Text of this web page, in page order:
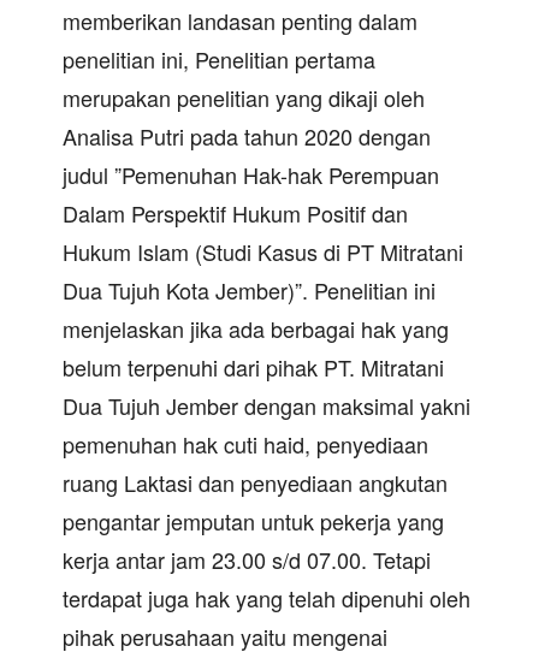
memberikan landasan penting dalam
penelitian ini, Penelitian pertama
merupakan penelitian yang dikaji oleh
Analisa Putri pada tahun 2020 dengan
judul ”Pemenuhan Hak-hak Perempuan
Dalam Perspektif Hukum Positif dan
Hukum Islam (Studi Kasus di PT Mitratani
Dua Tujuh Kota Jember)”. Penelitian ini
menjelaskan jika ada berbagai hak yang
belum terpenuhi dari pihak PT. Mitratani
Dua Tujuh Jember dengan maksimal yakni
pemenuhan hak cuti haid, penyediaan
ruang Laktasi dan penyediaan angkutan
pengantar jemputan untuk pekerja yang
kerja antar jam 23.00 s/d 07.00. Tetapi
terdapat juga hak yang telah dipenuhi oleh
pihak perusahaan yaitu mengenai